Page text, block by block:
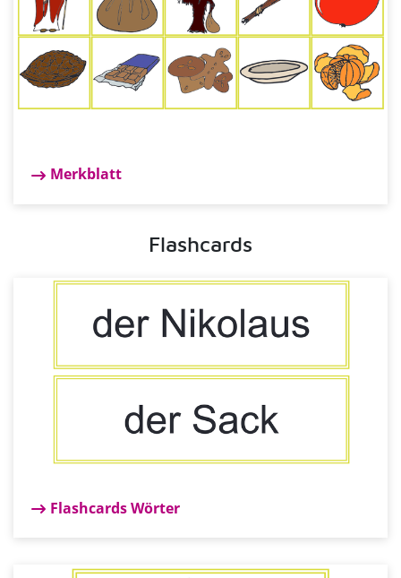
Merkblatt
Flashcards
Flashcards Wörter